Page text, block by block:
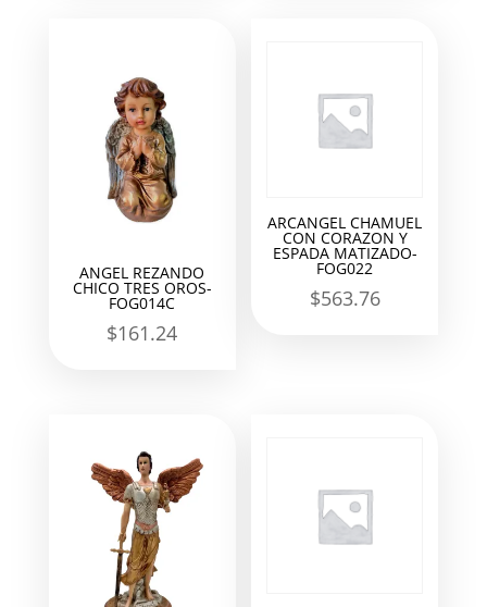
ANGEL REZANDO
CHICO TRES OROS-
FOG014C
$161.24
ARCANGEL CHAMUEL
CON CORAZON Y
ESPADA MATIZADO-
FOG022
$563.76